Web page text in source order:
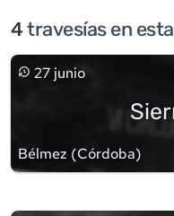
4 travesíasen
27 junio
Bélmez (Córdoba)